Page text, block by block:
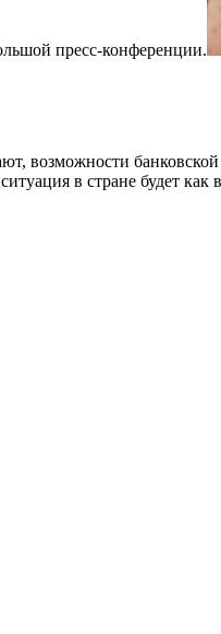
пресс-конференции.
возможности
в стране будет